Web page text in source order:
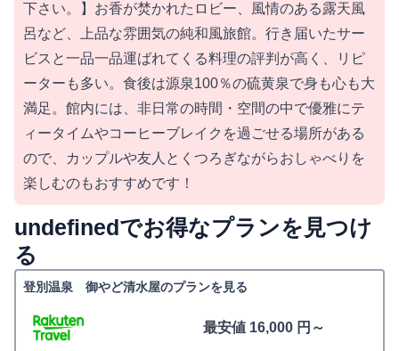
下さい。】お香が焚かれたロビー、風情のある露天風
呂など、上品な雰囲気の純和風旅館。行き届いたサー
ビスと一品一品運ばれてくる料理の評判が高く、リピ
ーターも多い。食後は源泉100％の硫黄泉で身も心も大
満足。館内には、非日常の時間・空間の中で優雅にテ
ィータイムやコーヒーブレイクを過ごせる場所がある
ので、カップルや友人とくつろぎながらおしゃべりを
楽しむのもおすすめです！
undefinedでお得なプランを見つけ
る
登別温泉 御やど清水屋のプランを見る
最安値 16,000 円～